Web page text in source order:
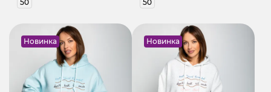
50 50
Новинка Новинка